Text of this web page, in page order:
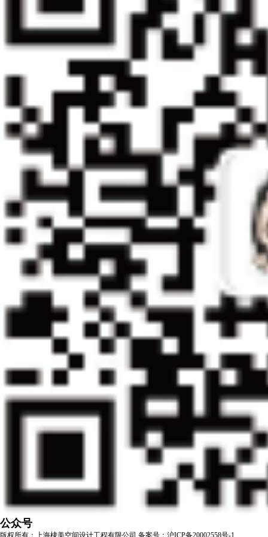
公众号
版权所有：上海棣美空间设计工程有限公司 备案号：沪ICP备20002558号-1